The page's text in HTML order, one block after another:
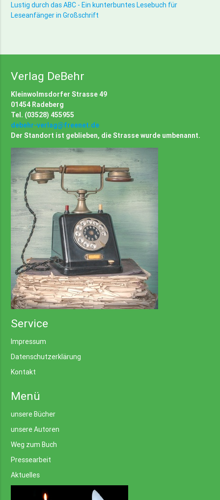
Lustig durch das ABC - Ein kunterbuntes Lesebuch für
Leseanfänger in Großschrift
Verlag DeBehr
Kleinwolmsdorfer Strasse 49
01454 Radeberg
Tel. (03528) 455955
debehr-verlag@freenet.de
Der Standort ist geblieben, die Strasse wurde umbenannt.
Service
Impressum
Datenschutzerklärung
Kontakt
Menü
unsere Bücher
unsere Autoren
Weg zum Buch
Pressearbeit
Aktuelles